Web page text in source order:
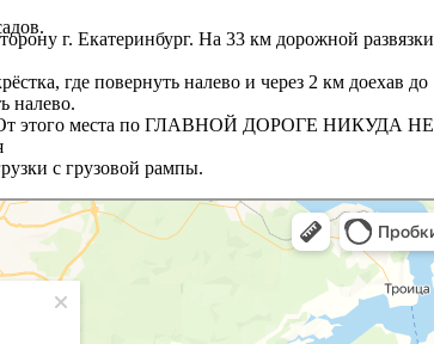
г. Екатеринбург. На 33 км дорожной развязки
где повернуть налево и через 2 км доехав до
налево.
От этого места по ГЛАВНОЙ ДОРОГЕ НИКУДА НЕ
с грузовой рампы.